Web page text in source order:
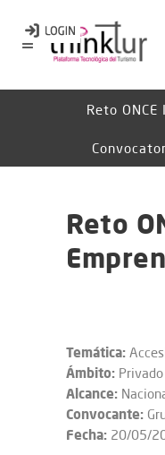
Reto
Reto
Temática:
Ámbito: Privado
Alcance:
Convocante:
Fecha: 20/05/